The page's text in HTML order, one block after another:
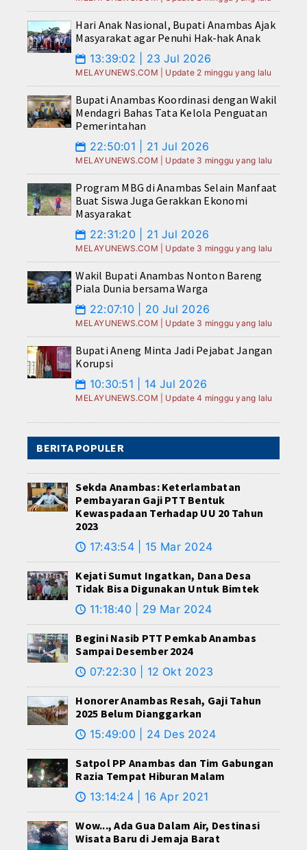
Hari Anak Nasional, Bupati Anambas Ajak
Masyarakat agar Penuhi Hak-hak Anak
📅 13:39:02 | 23 Jul 2026
MELAYUNEWS.COM | Update 2 minggu yang lalu
Bupati Anambas Koordinasi dengan Wakil
Mendagri Bahas Tata Kelola Penguatan
Pemerintahan
📅 22:50:01 | 21 Jul 2026
MELAYUNEWS.COM | Update 3 minggu yang lalu
Program MBG di Anambas Selain Manfaat
Buat Siswa Juga Gerakkan Ekonomi
Masyarakat
📅 22:31:20 | 21 Jul 2026
MELAYUNEWS.COM | Update 3 minggu yang lalu
Wakil Bupati Anambas Nonton Bareng
Piala Dunia bersama Warga
📅 22:07:10 | 20 Jul 2026
MELAYUNEWS.COM | Update 3 minggu yang lalu
Bupati Aneng Minta Jadi Pejabat Jangan
Korupsi
📅 10:30:51 | 14 Jul 2026
MELAYUNEWS.COM | Update 4 minggu yang lalu
BERITA POPULER
Sekda Anambas: Keterlambatan
Pembayaran Gaji PTT Bentuk
Kewaspadaan Terhadap UU 20 Tahun
2023
🕔 17:43:54 | 15 Mar 2024
Kejati Sumut Ingatkan, Dana Desa
Tidak Bisa Digunakan Untuk Bimtek
🕔 11:18:40 | 29 Mar 2024
Begini Nasib PTT Pemkab Anambas
Sampai Desember 2024
🕔 07:22:30 | 12 Okt 2023
Honorer Anambas Resah, Gaji Tahun
2025 Belum Dianggarkan
🕔 15:49:00 | 24 Des 2024
Satpol PP Anambas dan Tim Gabungan
Razia Tempat Hiburan Malam
🕔 13:14:24 | 16 Apr 2021
Wow..., Ada Gua Dalam Air, Destinasi
Wisata Baru di Jemaja Barat